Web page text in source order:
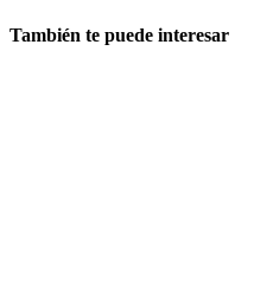
También te puede interesar